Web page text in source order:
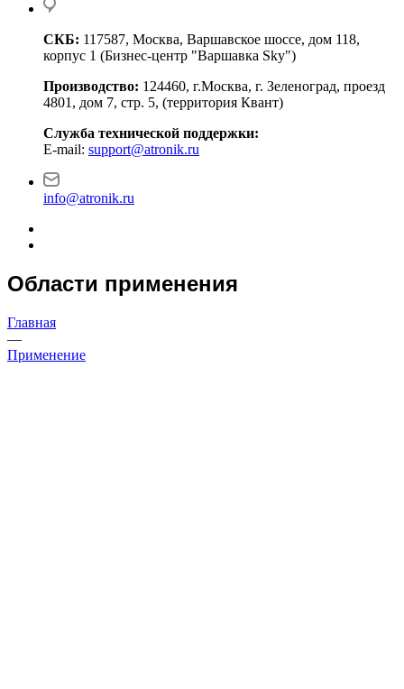
СКБ: 117587, Москва, Варшавское шоссе, дом 118,
корпус 1 (Бизнес-центр "Варшавка Sky")
Производство: 124460, г.Москва, г. Зеленоград, проезд
4801, дом 7, стр. 5, (территория Квант)
Служба технической поддержки:
E-mail: support@atronik.ru
info@atronik.ru
Области применения
Главная
—
Применение